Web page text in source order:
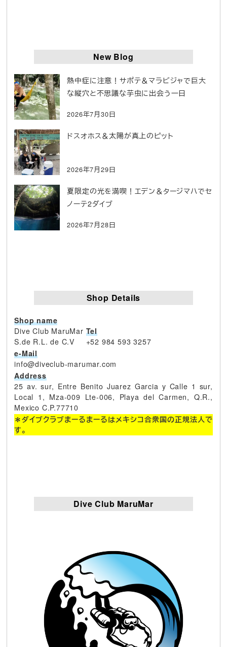
New Blog
熱中症に注意！サポテ＆マラビジャで巨大
な縦穴と不思議な芋虫に出会う一日
2026年7月30日
ドスオホス＆太陽が真上のピット
2026年7月29日
夏限定の光を満喫！エデン＆タージマハでセ
ノーテ2ダイブ
2026年7月28日
Shop Details
Shop name
Dive Club MaruMar
S.de R.L. de C.V
Tel
+52 984 593 3257
e-Mail
info@diveclub-marumar.com
Address
25 av. sur, Entre Benito Juarez Garcia y Calle 1 sur,
Local 1, Mza-009 Lte-006, Playa del Carmen, Q.R.,
Mexico C.P.77710
＊ダイブクラブまーるまーるはメキシコ合衆国の正規法人で
す。
Dive Club MaruMar